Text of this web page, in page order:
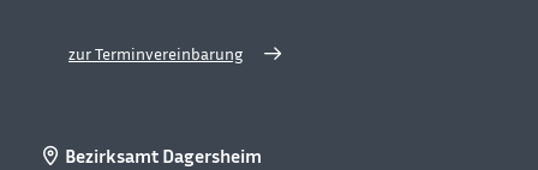
zur Terminvereinbarung
Bezirksamt Dagersheim